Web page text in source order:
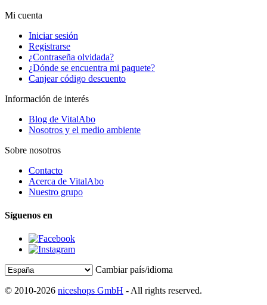
Mi cuenta
Iniciar sesión
Registrarse
¿Contraseña olvidada?
¿Dónde se encuentra mi paquete?
Canjear código descuento
Información de interés
Blog de VitalAbo
Nosotros y el medio ambiente
Sobre nosotros
Contacto
Acerca de VitalAbo
Nuestro grupo
Síguenos en
Cambiar país/idioma
© 2010-2026 niceshops GmbH - All rights reserved.